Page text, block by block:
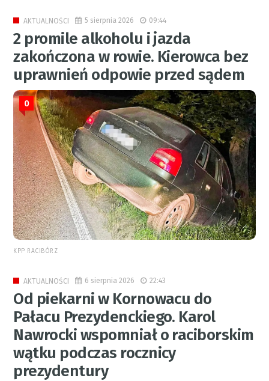
AKTUALNOŚCI 5 sierpnia 2026 09:44
2 promile alkoholu i jazda
zakończona w rowie. Kierowca bez
uprawnień odpowie przed sądem
0
KPP RACIBÓRZ
AKTUALNOŚCI 6 sierpnia 2026 22:43
Od piekarni w Kornowacu do
Pałacu Prezydenckiego. Karol
Nawrocki wspomniał o raciborskim
wątku podczas rocznicy
prezydentury